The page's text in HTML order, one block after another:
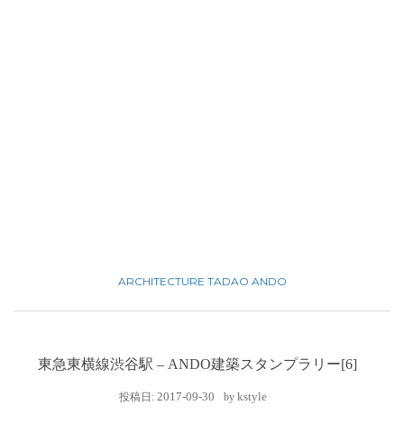
ARCHITECTURE TADAO ANDO
東急東横線渋谷駅 – ANDO建築スタンプラリー[6]
投稿日: 2017-09-30 by kstyle